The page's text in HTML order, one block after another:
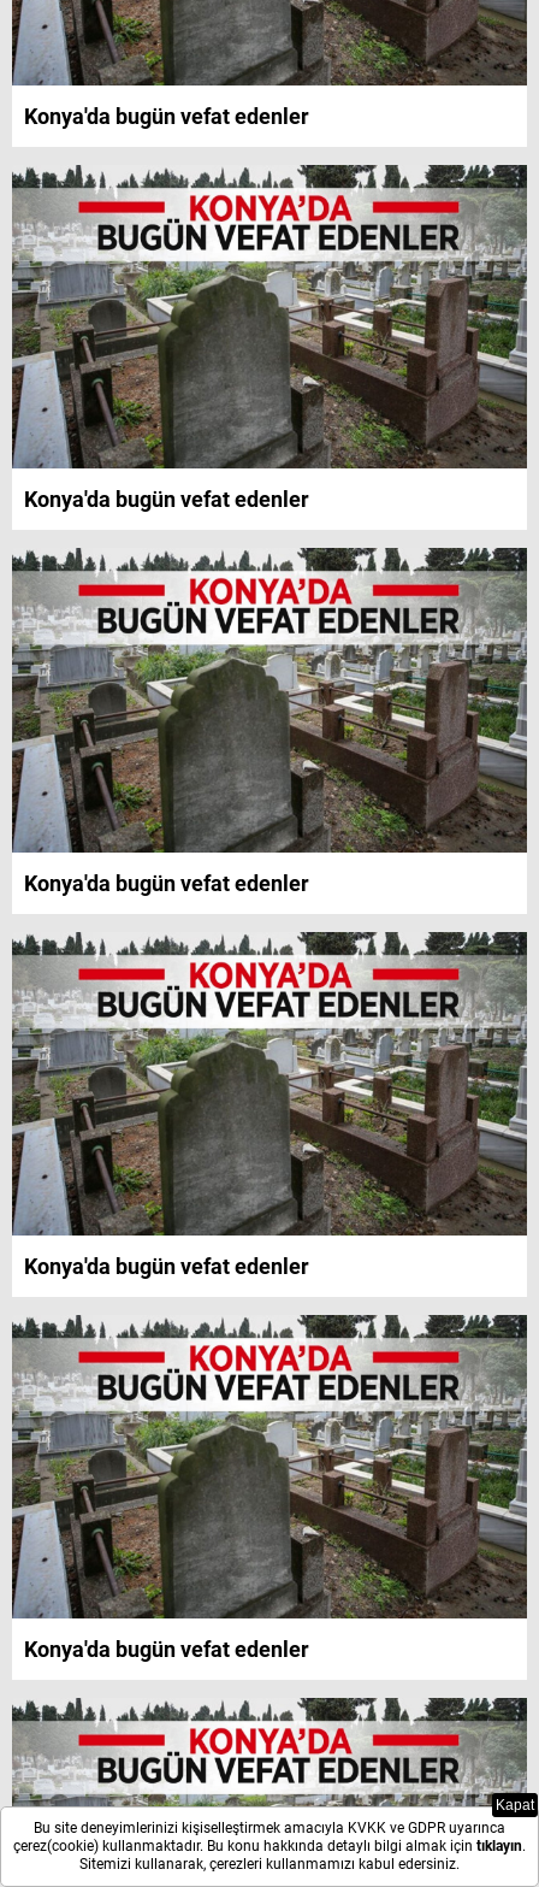
Konya'da bugün vefat edenler
Konya'da bugün vefat edenler
Konya'da bugün vefat edenler
Konya'da bugün vefat edenler
Konya'da bugün vefat edenler
Bu site deneyimlerinizi kişiselleştirmek amacıyla KVKK ve GDPR uyarınca
çerez(cookie) kullanmaktadır. Bu konu hakkında detaylı bilgi almak için tıklayın.
Sitemizi kullanarak, çerezleri kullanmamızı kabul edersiniz.
Kapat